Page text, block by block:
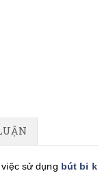
sử dụng bút bi